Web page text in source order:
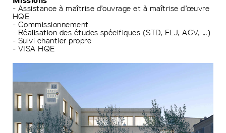
- Assistance à maîtrise d’ouvrage et à maîtrise d’œuvre
HQE
- Commissionnement
- Réalisation des études spécifiques (STD, FLJ, ACV, …)
- Suivi chantier propre
- VISA HQE